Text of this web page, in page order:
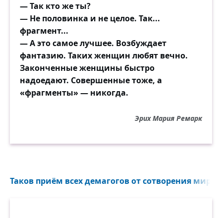
— Так кто же ты?
— Не половинка и не целое. Так...
фрагмент...
— А это самое лучшее. Возбуждает
фантазию. Таких женщин любят вечно.
Законченные женщины быстро
надоедают. Совершенные тоже, а
«фрагменты» — никогда.
Эрих Мария Ремарк
Таков приём всех демагогов от сотворения